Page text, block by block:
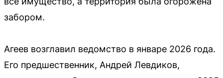
забором.
Агеев возглавил ведомство в январе 2026 года.
Его предшественник, Андрей Левдиков,